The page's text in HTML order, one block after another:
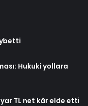
Hukuki yollara
TL net kâr elde etti